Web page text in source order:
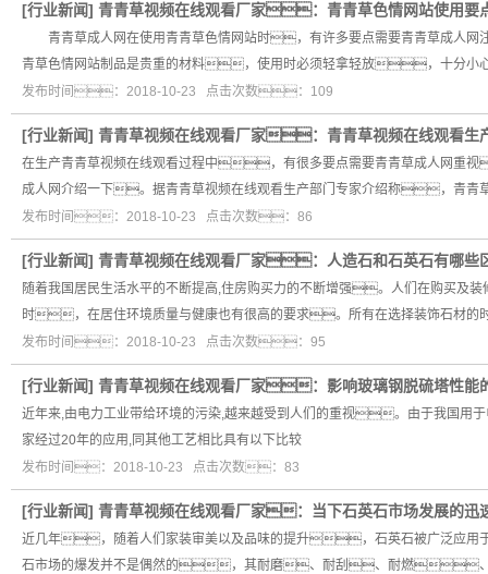
[行业新闻] 青青草视频在线观看厂家：青青草色情网站使用要
青青草成人网在使用青青草色情网站时，有许多要点需要青青草
青草色情网站制品是贵重的材料，使用时必须轻拿轻放，十
发布时间：2018-10-23 点击次数：109
[行业新闻] 青青草视频在线观看厂家：青青草视频在线观看
在生产青青草视频在线观看过程中，有很多要点需要青青草成人网重视
成人网介绍一下。据青青草视频在线观看生产部门专家介绍称，青
发布时间：2018-10-23 点击次数：86
[行业新闻] 青青草视频在线观看厂家：人造石和石英石有哪
随着我国居民生活水平的不断提高,住房购买力的不断增强。人们在购买及
时，在居住环境质量与健康也有很高的要求。所有在选择装饰石材的
发布时间：2018-10-23 点击次数：95
[行业新闻] 青青草视频在线观看厂家：影响玻璃钢脱硫塔性能
近年来,由电力工业带给环境的污染,越来越受到人们的重视。由于我国用
家经过20年的应用,同其他工艺相比具有以下比较
发布时间：2018-10-23 点击次数：83
[行业新闻] 青青草视频在线观看厂家：当下石英石市场发展的迅
近几年，随着人们家装审美以及品味的提升，石英石被广泛应
石市场的爆发并不是偶然的，其耐磨、耐刮、耐燃